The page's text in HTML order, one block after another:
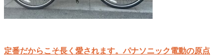
定番だからこそ長く愛されます。パナソニック電動の原点